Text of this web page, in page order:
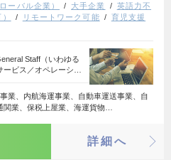
ーバル企業） 大手企業
英語力不
リモートワーク可能
育児支援
Staff（いわゆる
ービス／オペレーシ…
業、内航海運事業、自動車運送事業、自
業、保税上屋業、海運貨物…
詳細へ